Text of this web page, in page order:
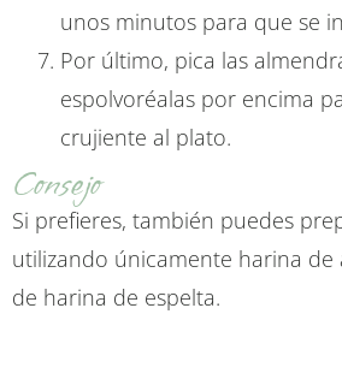
unos minutos para que se
Por último, pica las
espolvoréalas por encima
crujiente al plato.
Consejo
Si prefieres, también puedes
utilizando únicamente harina
de harina de espelta.